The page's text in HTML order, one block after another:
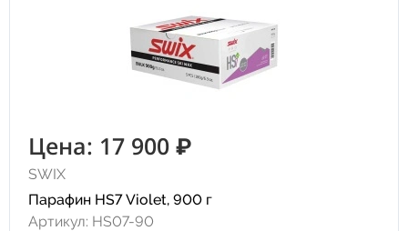
Цена: 17 900 ₽
SWIX
Парафин HS7 Violet, 900 г
Артикул: HS07-90